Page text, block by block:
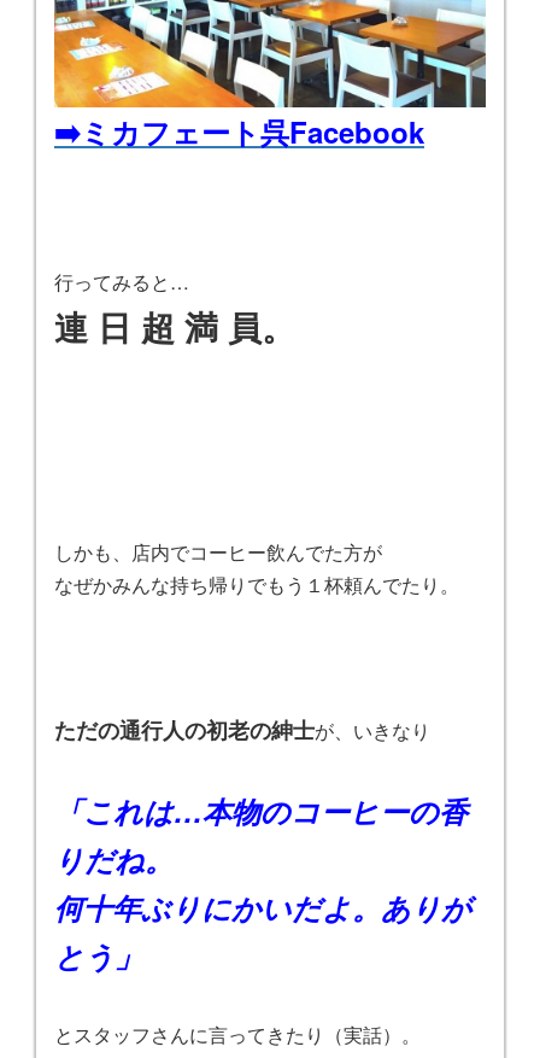
➡️ミカフェート呉Facebook
行ってみると…
連 日 超 満 員。
しかも、店内でコーヒー飲んでた方が
なぜかみんな持ち帰りでもう１杯頼んでたり。
ただの通行人の初老の紳士が、いきなり
「これは…本物のコーヒーの香
りだね。
何十年ぶりにかいだよ。ありが
とう」
とスタッフさんに言ってきたり（実話）。